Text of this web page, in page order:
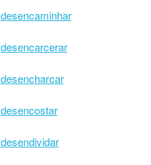
desencaminhar
desencarcerar
desencharcar
desencostar
desendividar